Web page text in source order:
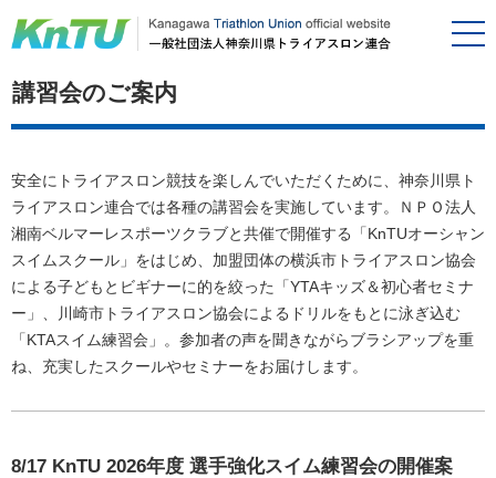
講習会のご案内
安全にトライアスロン競技を楽しんでいただくために、神奈川県ト
ライアスロン連合では各種の講習会を実施しています。ＮＰＯ法人
湘南ベルマーレスポーツクラブと共催で開催する「KnTUオーシャン
スイムスクール」をはじめ、加盟団体の横浜市トライアスロン協会
による子どもとビギナーに的を絞った「YTAキッズ＆初心者セミナ
ー」、川崎市トライアスロン協会によるドリルをもとに泳ぎ込む
「KTAスイム練習会」。参加者の声を聞きながらブラシアップを重
ね、充実したスクールやセミナーをお届けします。
8/17 KnTU 2026年度 選手強化スイム練習会の開催案